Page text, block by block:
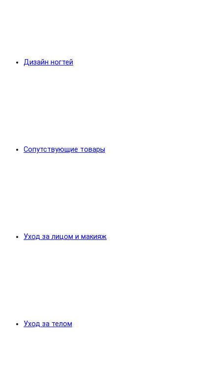
Дизайн ногтей
Сопутствующие товары
Уход за лицом и макияж
Уход за телом